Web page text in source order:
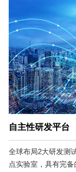
自主性研发平台
全球布局2大研发测
点实验室，具有完